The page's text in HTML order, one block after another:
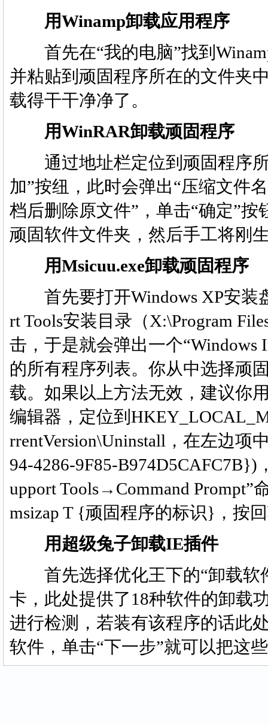
用Winamp卸载应用程序
首先在“我的电脑”找到
并粘贴到顽固程序所在的文件夹
载得干干净净了。
用WinRAR卸载顽固程序
通过地址栏定位到顽固程序所
加”按纽，此时会弹出“压缩文件
档后删除原文件”，单击“确定”
顽固软件文件夹，然后手工将刚
用Msicuu.exe卸载顽固程序
首先要打开Windows XP安装盘
rt Tools安装目录（X:\Program
击，于是就会弹出一个“Windows
的所有程序列表。你从中选择顽
载。如果以上方法无效，建议你
编辑器，定位到
rrentVersion\Uninstall，在左边项
94-4286-9F85-
upport Tools→Command
msizap T {顽固程序的标识}，按
用超级兔子卸载IE插件
首先选择优化王下的“卸载软
卡，此处提供了18种软件的卸载
进行检测，若装有该程序的话此
软件，单击“下一步”就可以把这